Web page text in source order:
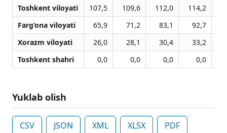
Toshkent viloyati
107,5 109,6 112,0 114,2
Farg‘ona viloyati
65,9 71,2 83,1 92,7
Xorazm viloyati
26,0 28,1 30,4 33,2
Toshkent shahri
0,0 0,0 0,0 0,0
Yuklab olish
CSV JSON XML XLSX PDF